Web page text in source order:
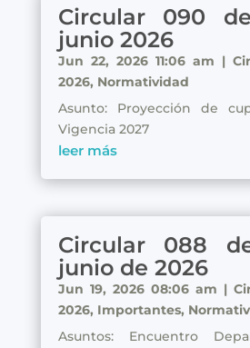
Circular 090
junio 2026
Jun 22, 2026 11:06 am |
2026, Normatividad
Asunto: Proyección de
Vigencia 2027
leer más
Circular 088
junio de 2026
Jun 19, 2026 08:06 am |
2026, Importantes,
Asuntos: Encuentro